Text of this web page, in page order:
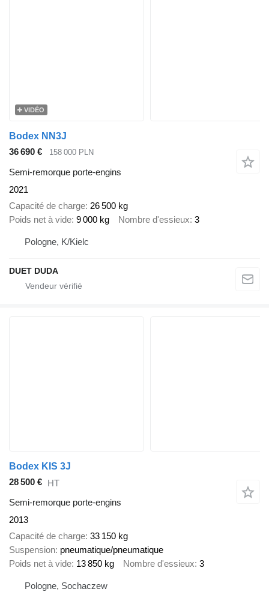
VIDÉO
Bodex NN3J
36 690 €
158 000 PLN
Semi-remorque porte-engins
2021
Capacité de charge 26 500 kg
Poids net à vide 9 000 kg Nombre d'essieux 3
Pologne, K/Kielc
DUET DUDA
Bodex KIS 3J
28 500 € HT
Semi-remorque porte-engins
2013
Capacité de charge 33 150 kg
Suspension pneumatique/pneumatique
Poids net à vide 13 850 kg Nombre d'essieux 3
Pologne, Sochaczew